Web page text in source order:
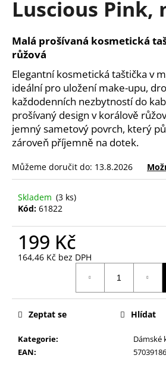
Luscious Pink,
Malá prošívaná kosmetická
růžová
Elegantní kosmetická taštička v
ideální pro uložení make-upu,
každodenních nezbytností do
prošívaný design v korálově
jemný sametový povrch, který
zároveň příjemně na dotek.
Můžeme doručit do: 13.8.2026
Skladem (3 ks)
Kód: 61822
199 Kč
164,46 Kč bez DPH
Kategorie:
Dámské
EAN:
Zeptat se Hlídat
a
í
t
?
HLEDAT
o
p
o
u
j
e
m
e